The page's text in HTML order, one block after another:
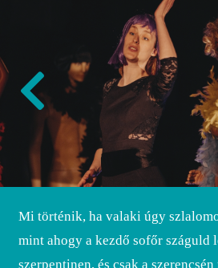
Mi történik, ha valaki úgy
mint ahogy a kezdő sofőr száguld
szerpentinen, és csak a